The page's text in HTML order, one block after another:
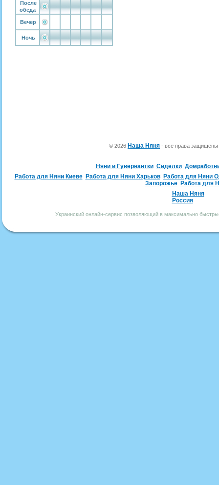
После
обеда
Вечер
Ночь
© 2026 Наша Няня - все права
Няни и Гувернантки Сиделки
Работа для Няни Киеве
Работа для Няни Харьков
Работа для Няни
Запорожье
Работа для
Наша Няня
Россия
Украинский онлайн-сервис позволяющий в максимально